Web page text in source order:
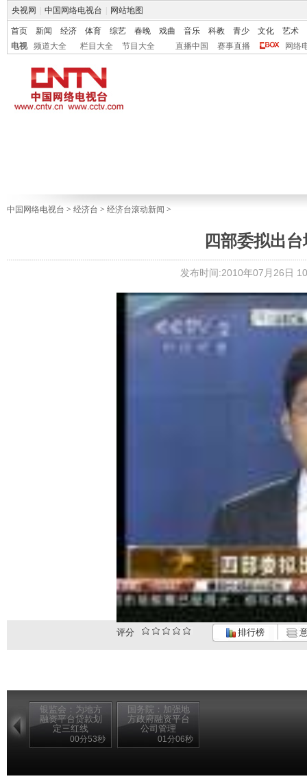
央视网 中国网络电视台 网站地图
首页 新闻 经济 体育 综艺 春晚 戏曲 音乐 科教 青少 文化
艺术
电视
频道大全 栏目大全 节目大全 直播中国 赛事直播 网络
中国网络电视台 > 经济台 > 经济台滚动新闻 >
四部委拟出
发布时间:2010年07月26日
评分 排行榜
银监会：为地方
融资平台贷款划
定三红线
00分53秒
国务院：加强地
方政府融资平台
公司管理
01分06秒